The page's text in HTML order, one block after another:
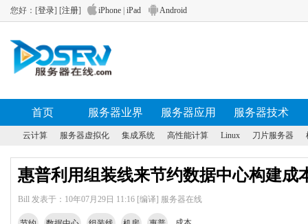
您好：[登录] [注册] iPhone iPad Android
首页 服务器业界 服务器应用 服务器技术
云计算 服务器虚拟化 集成系统 高性能计算 Linux 刀片服务器
惠普利用组装线来节约数据中心构建成
Bill 发表于：10年07月29日 11:16 [编译] 服务器在线